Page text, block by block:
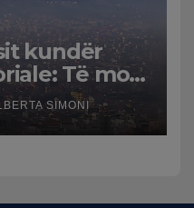
kundër
Të mos
e
SIMONI